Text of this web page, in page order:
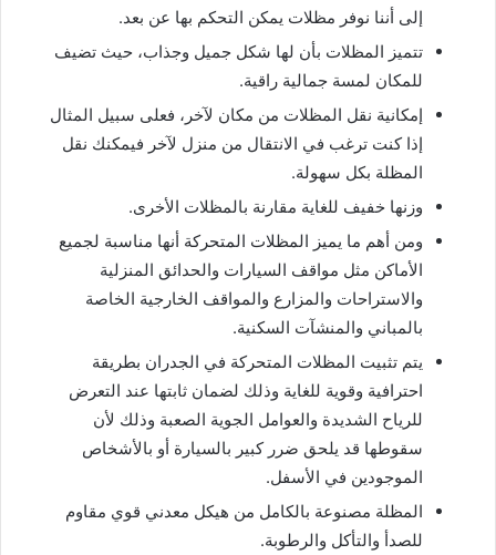
إلى أننا نوفر مظلات يمكن التحكم بها عن بعد.
تتميز المظلات بأن لها شكل جميل وجذاب، حيث تضيف
للمكان لمسة جمالية راقية.
إمكانية نقل المظلات من مكان لآخر، فعلى سبيل المثال
إذا كنت ترغب في الانتقال من منزل لآخر فيمكنك نقل
المظلة بكل سهولة.
وزنها خفيف للغاية مقارنة بالمظلات الأخرى.
ومن أهم ما يميز المظلات المتحركة أنها مناسبة لجميع
الأماكن مثل مواقف السيارات والحدائق المنزلية
والاستراحات والمزارع والمواقف الخارجية الخاصة
بالمباني والمنشآت السكنية.
يتم تثبيت المظلات المتحركة في الجدران بطريقة
احترافية وقوية للغاية وذلك لضمان ثابتها عند التعرض
للرياح الشديدة والعوامل الجوية الصعبة وذلك لأن
سقوطها قد يلحق ضرر كبير بالسيارة أو بالأشخاص
الموجودين في الأسفل.
المظلة مصنوعة بالكامل من هيكل معدني قوي مقاوم
للصدأ والتأكل والرطوبة.